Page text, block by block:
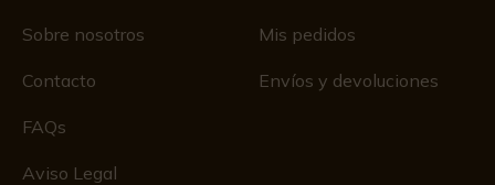
Sobre nosotros
Contacto
FAQs
Aviso Legal
Mis pedidos
Envíos y devoluciones